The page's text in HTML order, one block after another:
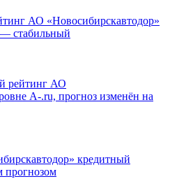
АО «Новосибирскавтодор»
стабильный
рейтинг АО
A-.ru, прогноз изменён на
кредитный
прогнозом